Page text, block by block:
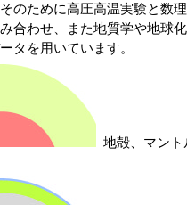
のために高圧高温実験と数
合わせ、また地質学や地球
タを用いています。
地殻、マント